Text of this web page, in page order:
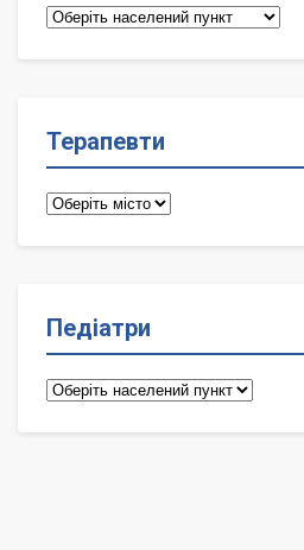
Сімейні
Терапевти
Терапевти
Педіатри
Педіатри